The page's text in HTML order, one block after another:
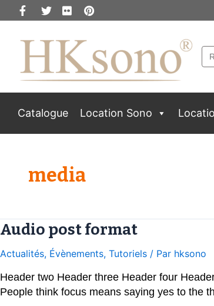
Catalogue Location Sono
media
Audio post format
Actualités, Évènements, Tutoriels / Par hksono
Header two Header three Header four
People think focus means saying yes to the